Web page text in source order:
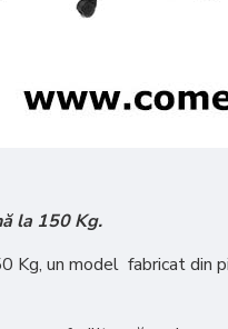
la 150 Kg.
Kg, un model fabricat din